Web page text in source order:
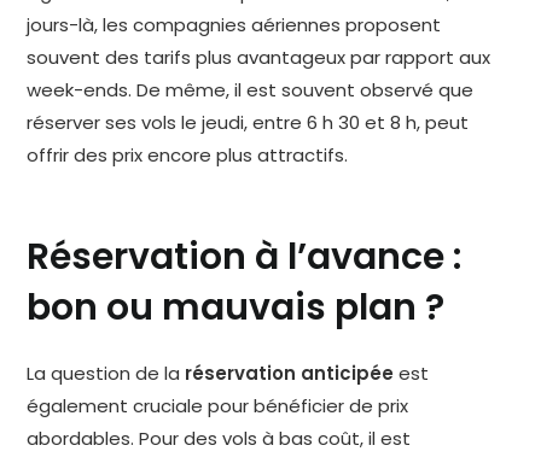
jours-là, les compagnies aériennes proposent
souvent des tarifs plus avantageux par rapport aux
week-ends. De même, il est souvent observé que
réserver ses vols le jeudi, entre 6 h 30 et 8 h, peut
offrir des prix encore plus attractifs.
Réservation à l’avance :
bon ou mauvais plan ?
La question de la réservation anticipée est
également cruciale pour bénéficier de prix
abordables. Pour des vols à bas coût, il est